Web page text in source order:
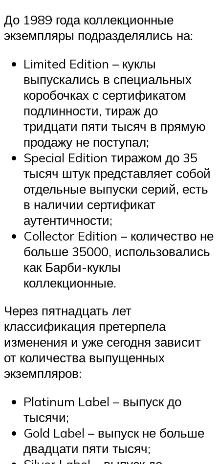
До 1989 года коллекционные
экземпляры подразделялись на:
Limited Edition – куклы
выпускались в специальных
коробочках с сертификатом
подлинности, тираж до
тридцати пяти тысяч в прямую
продажу не поступал;
Special Edition тиражом до 35
тысяч штук представляет собой
отдельные выпуски серий, есть
в наличии сертификат
аутентичности;
Collector Edition – количество не
больше 35000, использовались
как Барби-куклы
коллекционные.
Через пятнадцать лет
классификация претерпела
изменения и уже сегодня зависит
от количества выпущенных
экземпляров:
Platinum Label – выпуск до
тысячи;
Gold Label – выпуск не больше
двадцати пяти тысяч;